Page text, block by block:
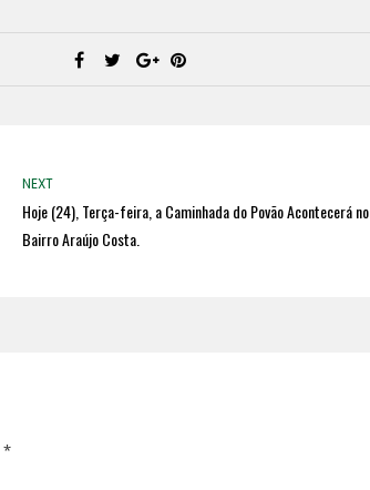
NEXT
Hoje (24), Terça-feira, a Caminhada do Povão Acontecerá no
Bairro Araújo Costa.
*